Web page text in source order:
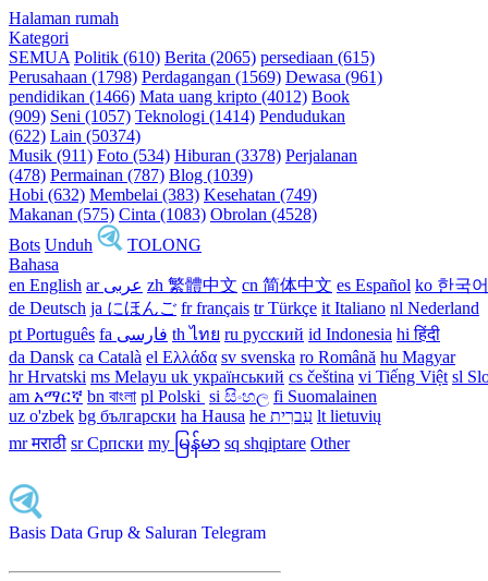
Halaman rumah
Kategori
SEMUA Politik (610) Berita (2065) persediaan (615)
Perusahaan (1798) Perdagangan (1569) Dewasa (961)
pendidikan (1466) Mata uang kripto (4012) Book
(909) Seni (1057) Teknologi (1414) Pendudukan
(622) Lain (50374)
Musik (911) Foto (534) Hiburan (3378) Perjalanan
(478) Permainan (787) Blog (1039)
Hobi (632) Membelai (383) Kesehatan (749)
Makanan (575) Cinta (1083) Obrolan (4528)
Bots Unduh
TOLONG
Bahasa
en English
ar عربى zh 繁體中文 cn 简体中文 es Español ko 한국어
de Deutsch ja にほんご fr français tr Türkçe it Italiano nl Nederland
pt Português
th ไทย ru русский id Indonesia hi हिंदी
da Dansk‎ ca Català el Ελλάδα sv svenska ro Română hu Magyar
hr Hrvatski ms Melayu uk український‎ cs čeština‎ vi Tiếng Việt sl
am አማርኛ bn বাংলা pl Polski ‎ si සිංහල fi Suomalainen
uz o'zbek bg български ha Hausa‎ he עִברִית lt lietuvių
mr मराठी sr Српски my မြန်မာ sq shqiptare Other
Basis Data Grup & Saluran Telegram